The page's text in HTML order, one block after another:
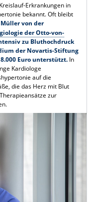
Erkrankungen in
bekannt. Oft bleibt
von der
der Otto-von-
zu Bluthochdruck
der Novartis-Stiftung
Euro unterstützt.In
Kardiologe
auf die
die das Herz mit Blut
zur